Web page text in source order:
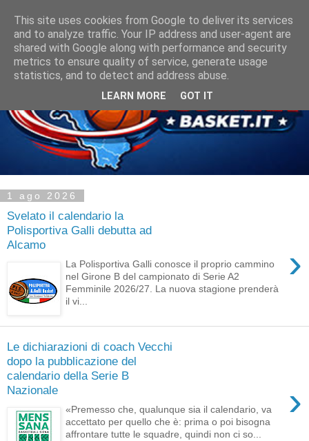
1 ago 2026
Svelato il calendario la
Polisportiva Galli debutta ad
Alcamo
›
La Polisportiva Galli conosce il proprio cammino
nel Girone B del campionato di Serie A2
Femminile 2026/27. La nuova stagione prenderà
il vi...
Le dichiarazioni di coach Vecchi
dopo la pubblicazione del
calendario della Serie B
Nazionale
›
«Premesso che, qualunque sia il calendario, va
accettato per quello che è: prima o poi bisogna
affrontare tutte le squadre, quindi non ci so...
This site uses cookies from Google to deliver its services
and to analyze traffic. Your IP address and user-agent are
shared with Google along with performance and security
metrics to ensure quality of service, generate usage
statistics, and to detect and address abuse.
LEARN MORE GOT IT